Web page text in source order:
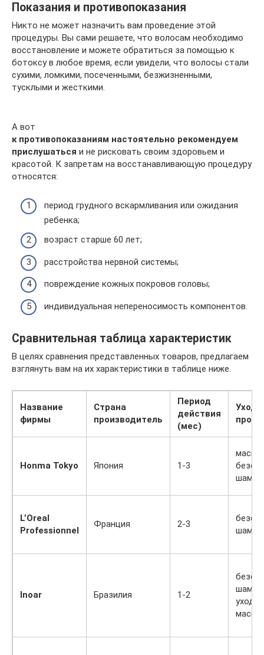
Показания и противопоказания
Никто не может назначить вам проведение этой
процедуры. Вы сами решаете, что волосам необходимо
восстановление и можете обратиться за помощью к
ботоксу в любое время, если увидели, что волосы стали
сухими, ломкими, посеченными, безжизненными,
тусклыми и жесткими.
А вот
к противопоказаниям настоятельно рекомендуем
прислушаться и не рисковать своим здоровьем и
красотой. К запретам на восстанавливающую процедуру
относятся:
период грудного вскармливания или ожидания
ребенка;
возраст старше 60 лет;
расстройства нервной системы;
повреждение кожных покровов головы;
индивидуальная непереносимость компонентов.
Сравнительная таблица характеристик
В целях сравнения представленных товаров, предлагаем
взглянуть вам на их характеристики в таблице ниже.
Название
фирмы
Страна
производитель
Период
действия
(мес)
Уход
Honma Tokyo Япония 1-3
маски,
L’Oreal
Professionnel
Франция 2-3
Inoar Бразилия 1-2
маски